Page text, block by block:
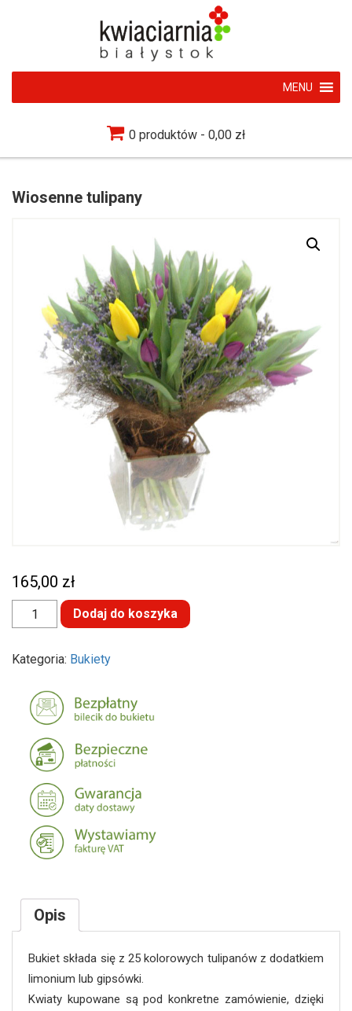
MENU
0 produktów 0,00 zł
Wiosenne tulipany
165,00 zł
ilość
Wiosenne
tulipany
Dodaj do koszyka
Kategoria: Bukiety
Opis
Bukiet składa się z 25 kolorowych tulipanów z dodatkiem
limonium lub gipsówki.
Kwiaty kupowane są pod konkretne zamówienie, dzięki